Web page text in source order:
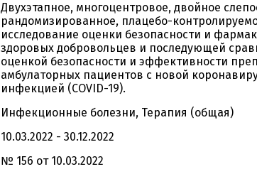
Двухэтапное, многоцентровое, двойное
рандомизированное, плацебо-
исследование оценки безопасности и
здоровых добровольцев и последующей
оценкой безопасности и эффективности
амбулаторных пациентов с новой
инфекцией (COVID-19).
Инфекционные болезни, Терапия (общая)
10.03.2022 - 30.12.2022
№ 156 от 10.03.2022